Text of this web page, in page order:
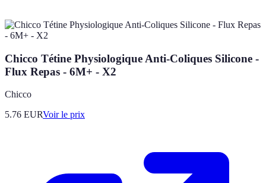
Chicco Tétine Physiologique Anti-Coliques Silicone -
Flux Repas - 6M+ - X2
Chicco
5.76 EURVoir le prix